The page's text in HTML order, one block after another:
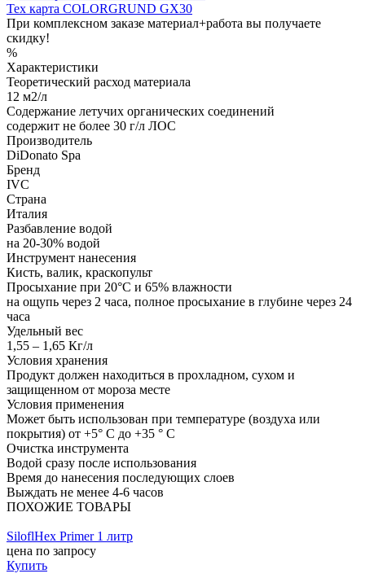
Тех карта COLORGRUND GX30
При комплексном заказе материал+работа вы получаете
скидку!
%
Характеристики
Теоретический расход материала
12 м2/л
Содержание летучих органических соединений
содержит не более 30 г/л ЛОС
Производитель
DiDonato Spa
Бренд
IVC
Страна
Италия
Разбавление водой
на 20-30% водой
Инструмент нанесения
Кисть, валик, краскопульт
Просыхание при 20°С и 65% влажности
на ощупь через 2 часа, полное просыхание в глубине через 24
часа
Удельный вес
1,55 – 1,65 Кг/л
Условия хранения
Продукт должен находиться в прохладном, сухом и
защищенном от мороза месте
Условия применения
Может быть использован при температуре (воздуха или
покрытия) от +5° C до +35 ° C
Очистка инструмента
Водой сразу после использования
Время до нанесения последующих слоев
Выждать не менее 4-6 часов
ПОХОЖИЕ ТОВАРЫ
SiloflHex Primer 1 литр
цена по запросу
Купить